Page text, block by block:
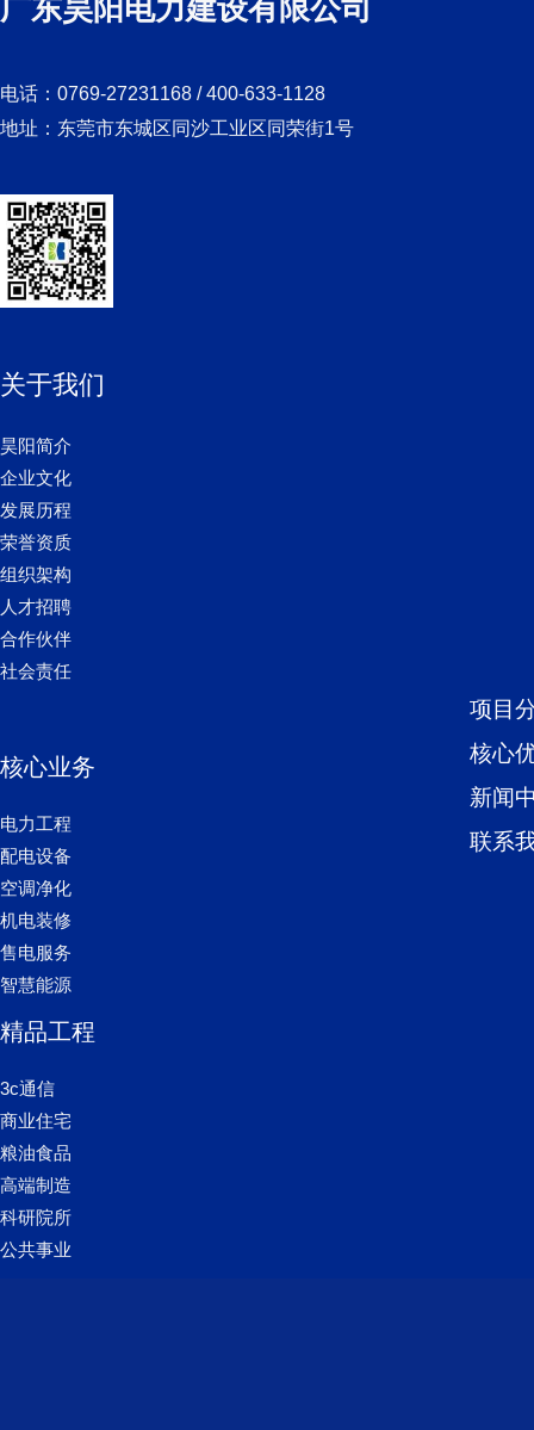
广东昊阳电力建设有限公司
电话：0769-27231168 / 400-633-1128
地址：东莞市东城区同沙工业区同荣街1号
关于我们
昊阳简介
企业文化
发展历程
荣誉资质
组织架构
人才招聘
合作伙伴
社会责任
核心业务
电力工程
配电设备
空调净化
机电装修
售电服务
智慧能源
精品工程
3c通信
商业住宅
粮油食品
高端制造
科研院所
公共事业
项目
核心
新闻
联系